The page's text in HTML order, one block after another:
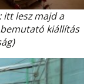
itt lesz majd a
kiállítás